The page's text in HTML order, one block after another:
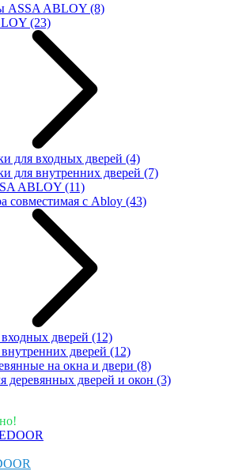
ASSA ABLOY (8)
(23)
для входных дверей (4)
для внутренних дверей (7)
ABLOY (11)
совместимая с Abloy (43)
дверей (12)
дверей (12)
на окна и двери (8)
деревянных дверей и окон (3)